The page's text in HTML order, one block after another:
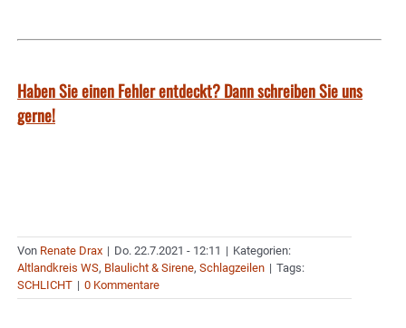
Haben Sie einen Fehler entdeckt? Dann schreiben Sie uns
gerne!
Von Renate Drax | Do. 22.7.2021 - 12:11 | Kategorien:
Altlandkreis WS, Blaulicht & Sirene, Schlagzeilen | Tags:
SCHLICHT | 0 Kommentare